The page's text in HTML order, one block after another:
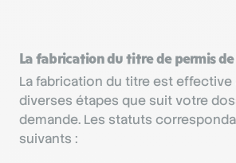
La fabrication du titre de permis
La fabrication du titre est effective
diverses étapes que suit votre
demande. Les statuts
suivants :